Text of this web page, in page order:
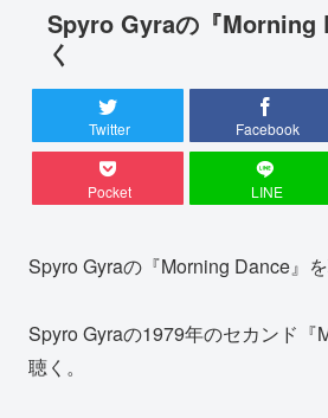
Spyro Gyraの『Morning
く
Twitter Facebook
Pocket LINE
Spyro Gyraの『Morning Dance』を
Spyro Gyraの1979年のセカンド『
聴く。